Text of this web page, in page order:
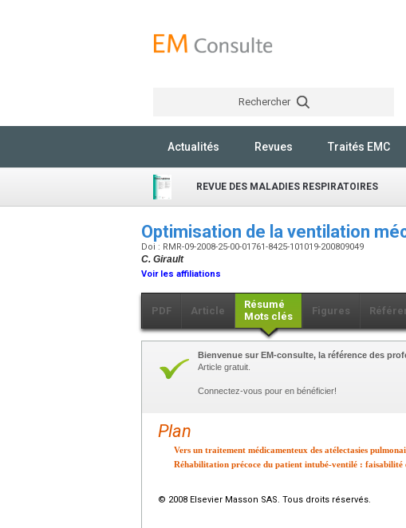
Rechercher
Actualités Revues Traités EMC
REVUE DES MALADIES RESPIRATOIRES
Optimisation de la ventilation
Doi : RMR-09-2008-25-00-01761-8425-101019-200809049
C. Girault
Voir les affiliations
PDF Article
Résumé
Mots clés
Figures
Bienvenue sur EM-consulte, la référence des
Article gratuit.
Connectez-vous pour en bénéficier!
Plan
Vers un traitement médicamenteux des atélectasies
Réhabilitation précoce du patient intubé-ventilé : faisabilité
© 2008 Elsevier Masson SAS. Tous droits réservés.